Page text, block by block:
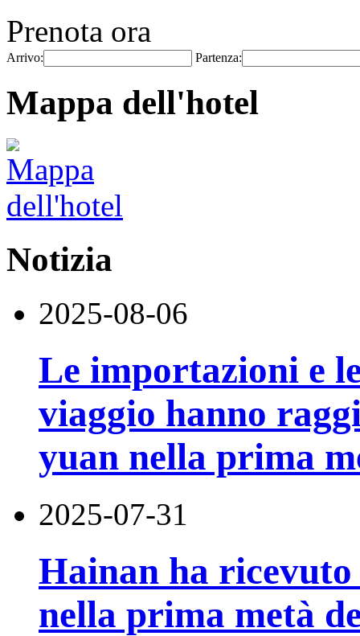
Prenota ora
Arrivo: Partenza:
Mappa dell'hotel
Notizia
2025-08-06
Le importazioni e
viaggio hanno
yuan nella prima
2025-07-31
Hainan ha
nella prima metà